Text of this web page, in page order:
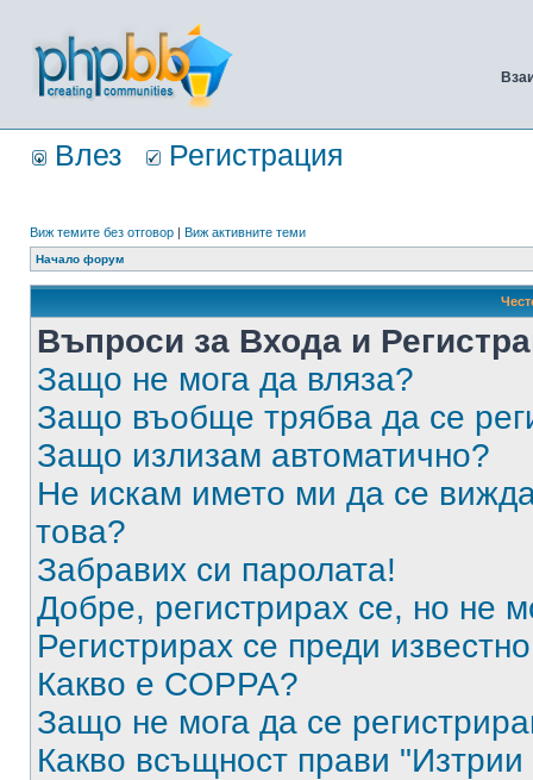
Влез Регистрация
Виж темите без отговор | Виж активните теми
Начало форум
Въпроси за Входа и
Защо не мога да вляза?
Защо въобще трябва да се
Защо излизам автоматично?
Не искам името ми да се
това?
Забравих си паролата!
Добре, регистрирах се, но не
Регистрирах се преди
Какво е COPPA?
Защо не мога да се
Какво всъщност прави "Изтрии